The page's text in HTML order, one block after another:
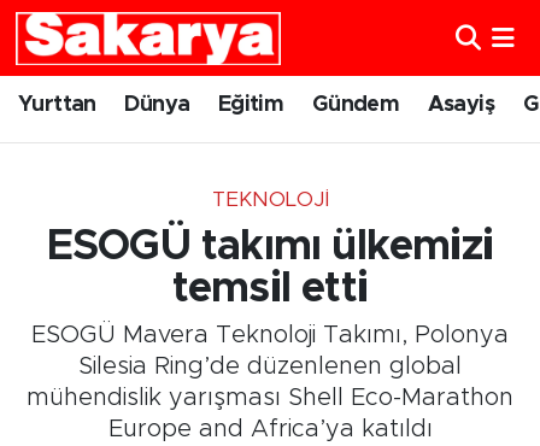
Yurttan Dünya Eğitim Gündem Asayiş
TEKNOLOJI
ESOGÜ takımı ülkemizi
temsil etti
ESOGÜ Mavera Teknoloji Takımı, Polonya
Silesia Ring’de düzenlenen global
mühendislik yarışması Shell Eco-Marathon
Europe and Africa’ya katıldı
Yurttan
Eskişehirspor
Spor
Eskişehir Nöbetçi Eczaneler
Eskişehir Trafik Yoğunluk Haritası
Süper Lig Puan Durumu ve Fikstür
Tüm Manşetler